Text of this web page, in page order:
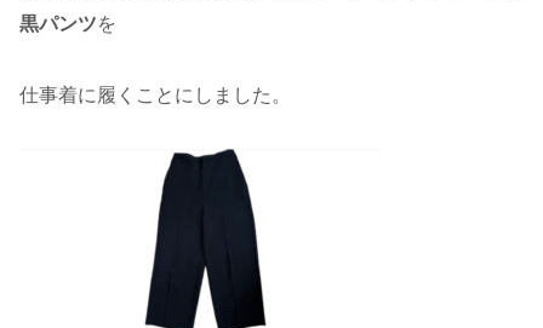
黒パンツを
仕事着に履くことにしました。